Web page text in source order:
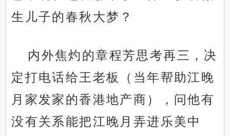
生儿子的春秋大梦？
内外焦灼的章程芳思考再三，决
定打电话给王老板（当年帮助江晚
月家发家的香港地产商），问他有
没有关系能把江晚月弄进乐美中